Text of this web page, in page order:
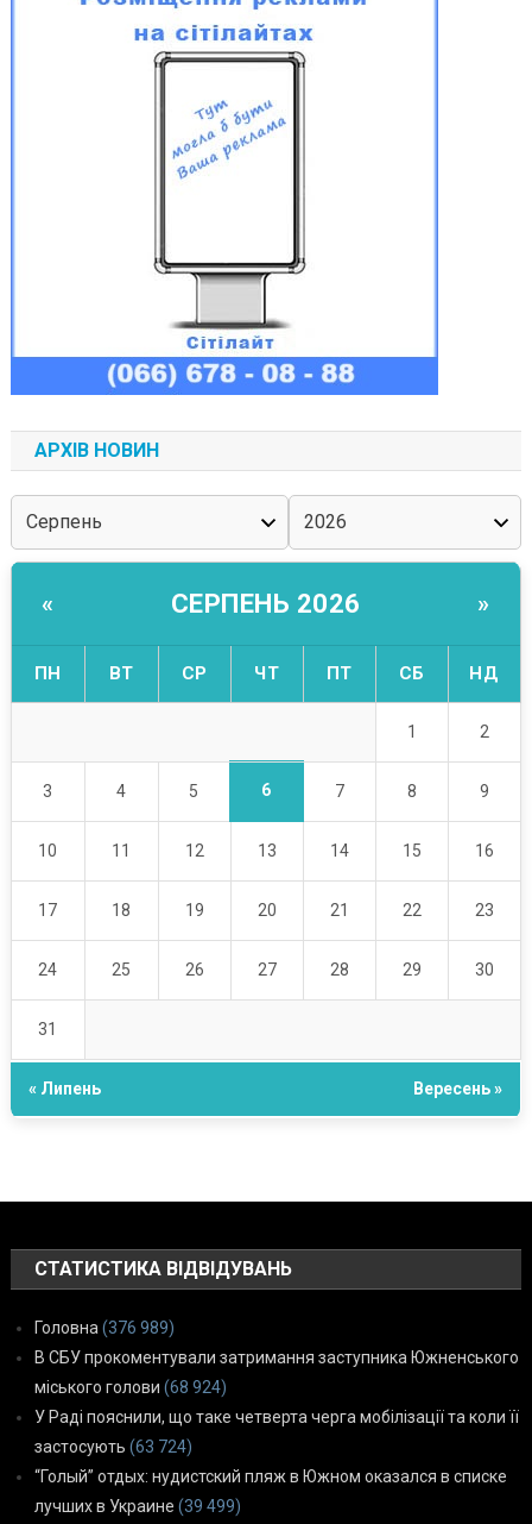
АРХІВ НОВИН
« СЕРПЕНЬ 2026 »
ПН ВТ СР ЧТ ПТ СБ НД
1 2
3 4 5 6 7 8 9
10 11 12 13 14 15 16
17 18 19 20 21 22 23
24 25 26 27 28 29 30
31
« Липень Вересень »
СТАТИСТИКА ВІДВІДУВАНЬ
Головна (376 989)
В СБУ прокоментували затримання заступника Южненського
міського голови (68 924)
У Раді пояснили, що таке четверта черга мобілізації та коли її
застосують (63 724)
“Голый” отдых: нудистский пляж в Южном оказался в списке
лучших в Украине (39 499)